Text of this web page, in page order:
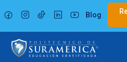
al
contenido
Blog